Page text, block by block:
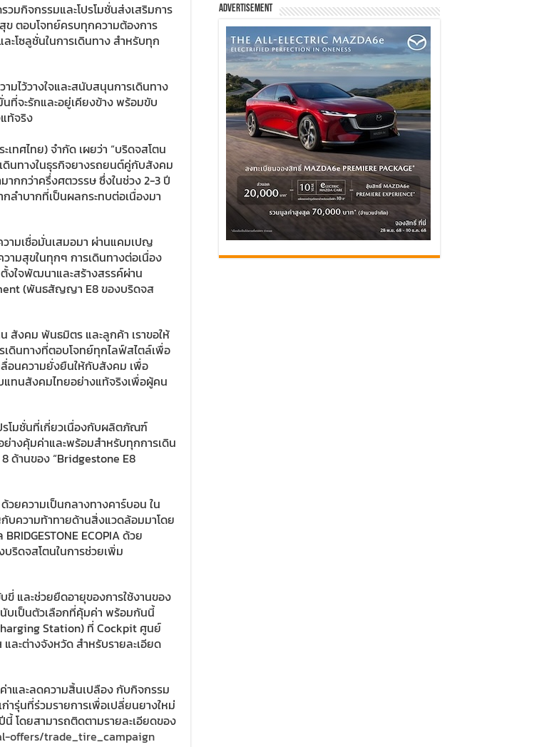
มกิจกรรมและโปรโมชั่นส่งเสริมการ
ตอบโจทย์ครบทุกความต้องการ
โซลูชั่นในการเดินทาง สำหรับทุก
มไว้วางใจและสนับสนุนการเดินทาง
จะรักและอยู่เคียงข้าง พร้อมขับ
ท้จริง
ทศไทย) จำกัด เผยว่า “บริดจสโตน
เดินทางในธุรกิจยางรถยนต์คู่กับสังคม
กกว่าครึ่งศตวรรษ ซึ่งในช่วง 2-3 ปี
ลำบากที่เป็นผลกระทบต่อเนื่องมา
ามเชื่อมั่นเสมอมา ผ่านแคมเปญ
ามสุขในทุกๆ การเดินทางต่อเนื่อง
ใจพัฒนาและสร้างสรรค์ผ่าน
(พันธสัญญา E8 ของบริดจส
สังคม พันธมิตร และลูกค้า เราขอให้
ดินทางที่ตอบโจทย์ทุกไลฟ์สไตล์เพื่อ
อนความยั่งยืนให้กับสังคม เพื่อ
แทนสังคมไทยอย่างแท้จริงเพื่อผู้คน
รโมชั่นที่เกี่ยวเนื่องกับผลิตภัณฑ์
ย่างคุ้มค่าและพร้อมสำหรับทุกการเดิน
ด้านของ “Bridgestone E8
ยความเป็นกลางทางคาร์บอน ใน
ความท้าทายด้านสิ่งแวดล้อมมาโดย
ECOPIA ด้วย
ริดจสโตนในการช่วยเพิ่ม
และช่วยยืดอายุของการใช้งานของ
บเป็นตัวเลือกที่คุ้มค่า พร้อมกันนี้
Station) ที่ Cockpit ศูนย์
ละต่างจังหวัด สำหรับรายละเอียด
าและลดความสิ้นเปลือง กับกิจกรรม
ารุ่นที่ร่วมรายการเพื่อเปลี่ยนยางใหม่
โดยสามารถติดตามรายละเอียดของ
offers/trade_tire_campaign
Advertisement